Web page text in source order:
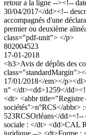
retour a la ligne --><!--
30/04/2017</dd><!--
accompagnés d'une
premier ou deuxième
class="pdf-unit"> </p>
802004523
17-01-2018
<h3>Avis de dépôts des
17/01/2018</em></
n° </dt><dd>1259</
<dt> <abbr title="Registre
sociétés">n°RCS</abbr>
523RCSOrléans</
sociale : </dt> <dd>CAL
juridique --> <dt>Forme :